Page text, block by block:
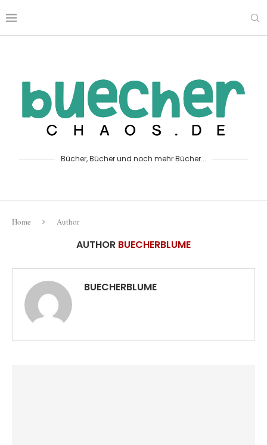
Bücher, Bücher und noch mehr Bücher...
Home Author
AUTHOR BUECHERBLUME
BUECHERBLUME